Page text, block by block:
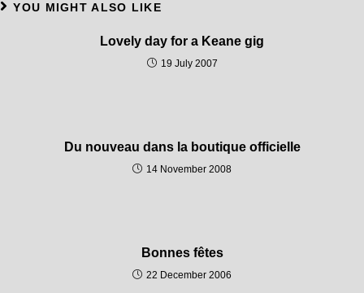
YOU MIGHT ALSO LIKE
Lovely day for a Keane gig
19 July 2007
Du nouveau dans la boutique officielle
14 November 2008
Bonnes fêtes
22 December 2006